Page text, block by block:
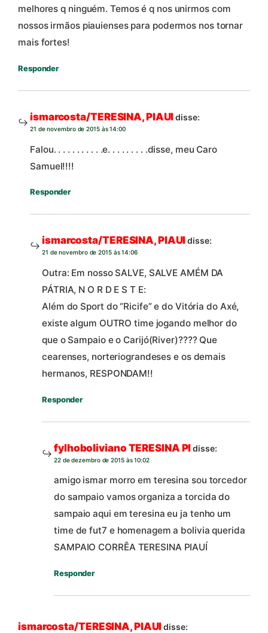
melhores q ninguém. Temos é q nos unirmos com
nossos irmãos piauienses para podermos nos tornar
mais fortes!
Responder
ismarcosta/TERESINA, PIAUIdisse:
21 de novembro de 2015 às 14:00
Falou. . . . . . . . . . .e. . . . . . . . .disse, meu Caro
Samuel!!!!
Responder
ismarcosta/TERESINA, PIAUIdisse:
21 de novembro de 2015 às 14:06
Outra: Em nosso SALVE, SALVE AMÉM DA
PÁTRIA, N O R D E S T E:
Além do Sport do “Ricife” e do Vitória do Axé,
existe algum OUTRO time jogando melhor do
que o Sampaio e o Carijó(River)???? Que
cearenses, norteriograndeses e os demais
hermanos, RESPONDAM!!
Responder
fylhoboliviano TERESINA PIdisse:
22 de dezembro de 2015 às 10:02
amigo ismar morro em teresina sou torcedor
do sampaio vamos organiza a torcida do
sampaio aqui em teresina eu ja tenho um
time de fut7 e homenagem a bolivia querida
SAMPAIO CORRÊA TERESINA PIAUÍ
Responder
ismarcosta/TERESINA, PIAUIdisse: